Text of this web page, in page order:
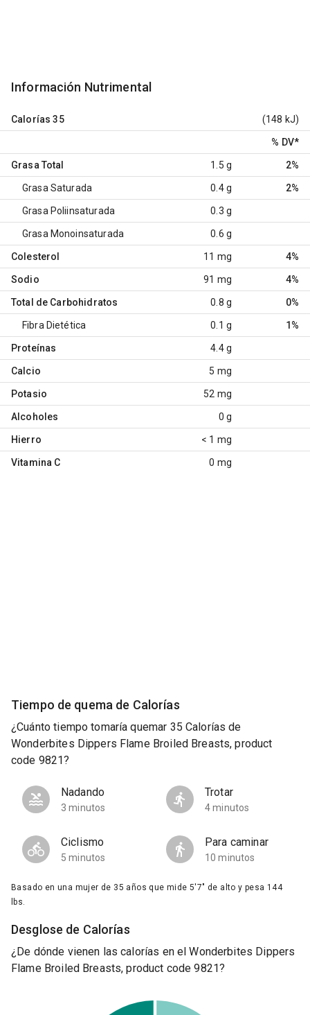
Información Nutrimental
Calorías 35 (148 kJ)
% DV*
Grasa Total 1.5 g 2%
Grasa Saturada 0.4 g 2%
Grasa Poliinsaturada 0.3 g
Grasa Monoinsaturada 0.6 g
Colesterol 11 mg 4%
Sodio 91 mg 4%
Total de Carbohidratos 0.8 g 0%
Fibra Dietética 0.1 g 1%
Proteínas 4.4 g
Calcio 5 mg
Potasio 52 mg
Alcoholes 0 g
Hierro < 1 mg
Vitamina C 0 mg
Tiempo de quema de Calorías
¿Cuánto tiempo tomaría quemar 35 Calorías de
Wonderbites Dippers Flame Broiled Breasts, product
code 9821?
Nadando
3 minutos
Trotar
4 minutos
Ciclismo
5 minutos
Para caminar
10 minutos
Basado en una mujer de 35 años que mide 5'7" de alto y pesa 144
lbs.
Desglose de Calorías
¿De dónde vienen las calorías en el Wonderbites Dippers
Flame Broiled Breasts, product code 9821?